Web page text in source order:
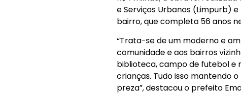
e Serviços Urbanos (Limpurb)
bairro, que completa 56 anos
“Trata-se de um moderno e
comunidade e aos bairros
biblioteca, campo de futebol e
crianças. Tudo isso mantendo
preza”, destacou o prefeito